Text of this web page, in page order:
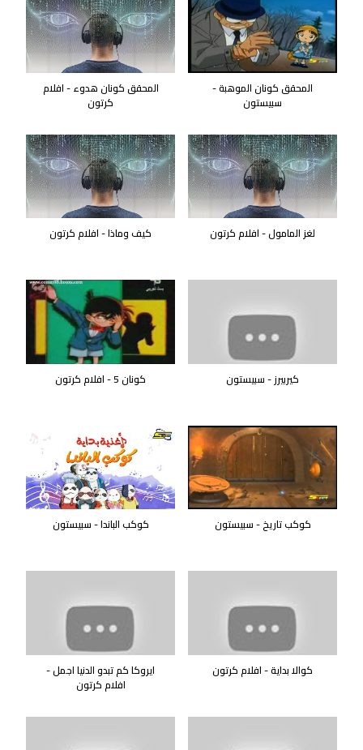
المحقق كونان الموهبة -
سبيستون
المحقق كونان هدوء - افلام
كرتون
لغز المامول - افلام كرتون كيف وماذا - افلام كرتون
كيربيرز - سبيستون كونان 5 - افلام كرتون
كوكب تاريخ - سبيستون كوكب الباندا - سبيستون
كوالا بداية - افلام كرتون ايروكا كم تبدو الدنيا اجمل -
افلام كرتون